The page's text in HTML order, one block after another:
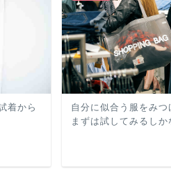
着から
自分に似合う服をみつ
まずは試してみるしか